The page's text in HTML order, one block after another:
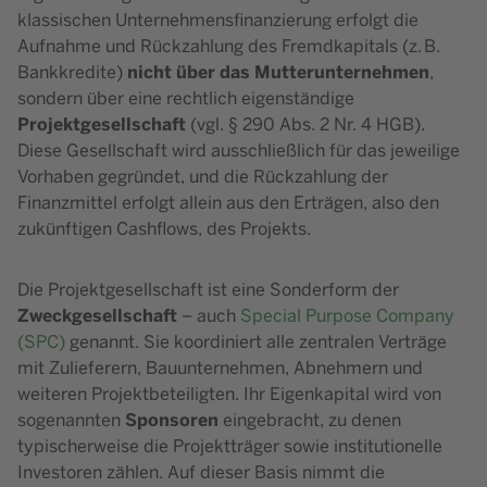
klassischen Unternehmensfinanzierung erfolgt die
Aufnahme und Rückzahlung des Fremdkapitals (z. B.
Bankkredite) nicht über das Mutterunternehmen,
sondern über eine rechtlich eigenständige
Projektgesellschaft (vgl. § 290 Abs. 2 Nr. 4 HGB).
Diese Gesellschaft wird ausschließlich für das jeweilige
Vorhaben gegründet, und die Rückzahlung der
Finanzmittel erfolgt allein aus den Erträgen, also den
zukünftigen Cashflows, des Projekts.
Die Projektgesellschaft ist eine Sonderform der
Zweckgesellschaft – auch Special Purpose Company
(SPC) genannt. Sie koordiniert alle zentralen Verträge
mit Zulieferern, Bauunternehmen, Abnehmern und
weiteren Projektbeteiligten. Ihr Eigenkapital wird von
sogenannten Sponsoren eingebracht, zu denen
typischerweise die Projektträger sowie institutionelle
Investoren zählen. Auf dieser Basis nimmt die